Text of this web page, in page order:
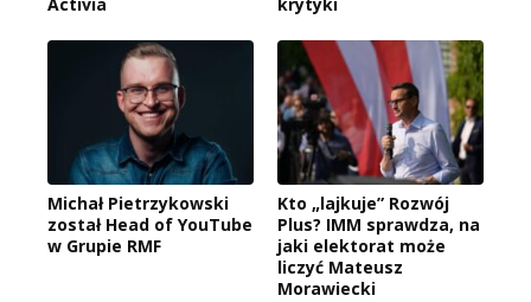
Activia
krytyki
Michał Pietrzykowski
został Head of YouTube
w Grupie RMF
Kto „lajkuje” Rozwój
Plus? IMM sprawdza, na
jaki elektorat może
liczyć Mateusz
Morawiecki